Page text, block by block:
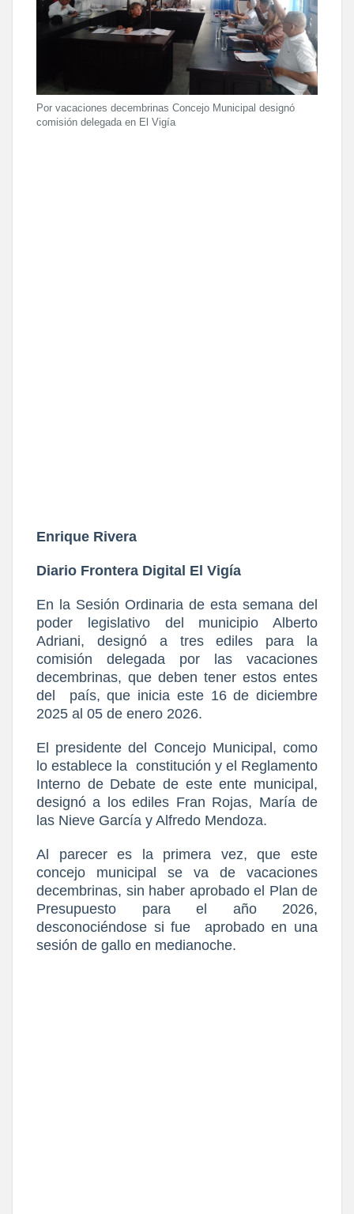
Por vacaciones decembrinas Concejo Municipal designó
comisión delegada en El Vigía
Enrique Rivera
Diario Frontera Digital El Vigía
En la Sesión Ordinaria de esta semana del
poder legislativo del municipio Alberto
Adriani, designó a tres ediles para la
comisión delegada por las vacaciones
decembrinas, que deben tener estos entes
del
país, que inicia este 16 de diciembre
2025 al 05 de enero 2026.
El presidente del Concejo Municipal, como
lo establece la constitución y el Reglamento
Interno de Debate de este ente municipal,
designó a los ediles Fran Rojas, María de
las Nieve García y Alfredo Mendoza.
Al parecer es la primera vez, que este
concejo municipal se va de vacaciones
decembrinas, sin haber aprobado el Plan de
Presupuesto para el año 2026,
desconociéndose si fue
aprobado en una
sesión de gallo en medianoche.